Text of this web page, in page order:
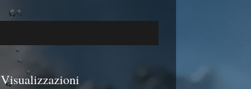
Visualizzazioni